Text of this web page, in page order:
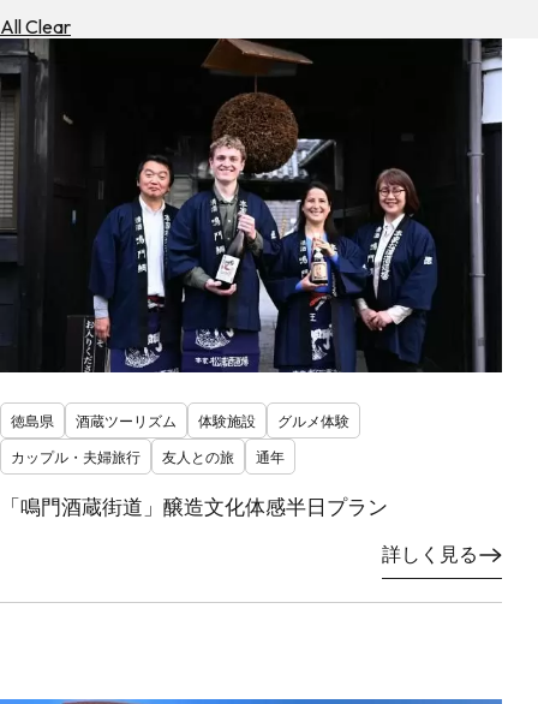
All Clear
徳島県 酒蔵ツーリズム 体験施設
グルメ体験
カップル・夫婦旅行
友人との旅 通年
「鳴門酒蔵街道」醸造文化体感半日プラン
詳しく見る